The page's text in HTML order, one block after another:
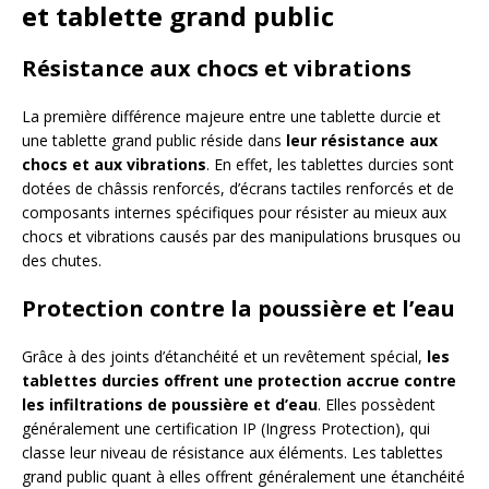
et tablette grand public
Résistance aux chocs et vibrations
La première différence majeure entre une tablette durcie et
une tablette grand public réside dans leur résistance aux
chocs et aux vibrations. En effet, les tablettes durcies sont
dotées de châssis renforcés, d’écrans tactiles renforcés et de
composants internes spécifiques pour résister au mieux aux
chocs et vibrations causés par des manipulations brusques ou
des chutes.
Protection contre la poussière et l’eau
Grâce à des joints d’étanchéité et un revêtement spécial, les
tablettes durcies offrent une protection accrue contre
les infiltrations de poussière et d’eau. Elles possèdent
généralement une certification IP (Ingress Protection), qui
classe leur niveau de résistance aux éléments. Les tablettes
grand public quant à elles offrent généralement une étanchéité